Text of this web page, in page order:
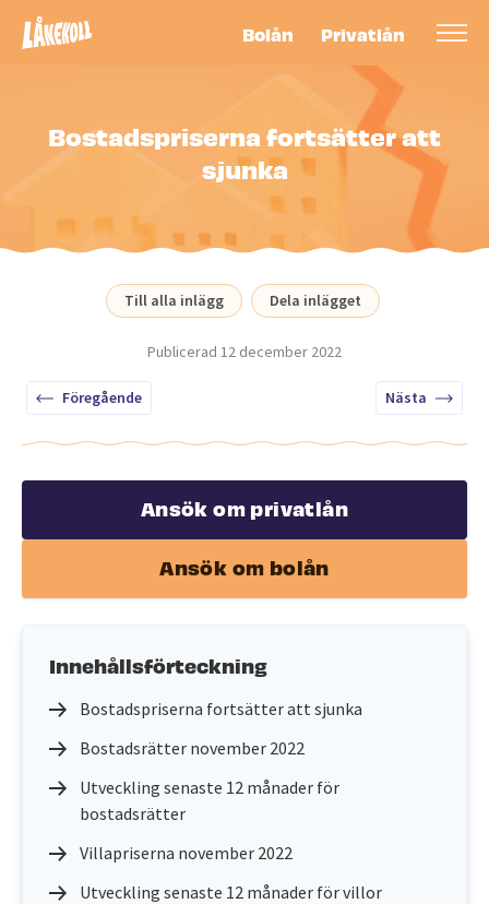
Bolån Privatlån
Bostadspriserna fortsätter att
sjunka
Till alla inlägg Dela inlägget
Publicerad 12 december 2022
Föregående Nästa
Ansök om privatlån
Ansök om bolån
Innehållsförteckning
Bostadspriserna fortsätter att sjunka
Bostadsrätter november 2022
Utveckling senaste 12 månader för
bostadsrätter
Villapriserna november 2022
Utveckling senaste 12 månader för villor